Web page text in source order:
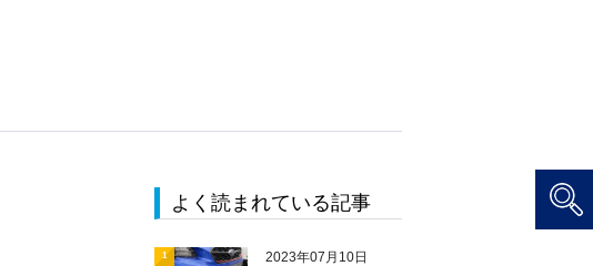
よく読まれている記事
1 2023年07月10日